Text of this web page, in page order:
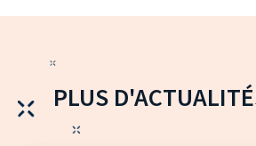
PLUS